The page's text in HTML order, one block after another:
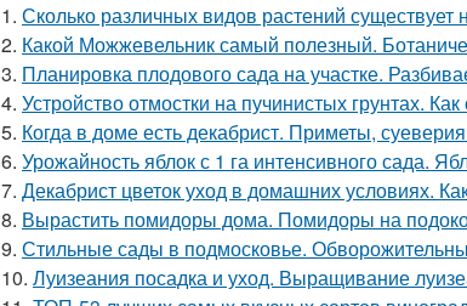
1. Сколько различных видов растений
2. Какой Можжевельник самый полезный.
3. Планировка плодового сада на участке.
4. Устройство отмостки на пучинистых грунтах.
5. Когда в доме есть декабрист. Приметы,
6. Урожайность яблок с 1 га интенсивного сада.
7. Декабрист цветок уход в домашних условиях.
8. Вырастить помидоры дома. Помидоры на
9. Стильные сады в подмосковье.
10. Луизеания посадка и уход. Выращивание